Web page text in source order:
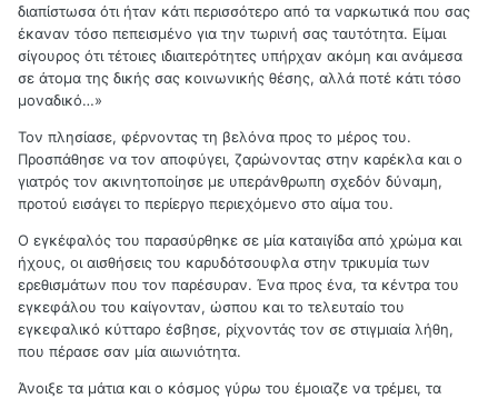
διαπίστωσα ότι ήταν κάτι περισσότερο από τα ναρκωτικά που σας
έκαναν τόσο πεπεισμένο για την τωρινή σας ταυτότητα. Είμαι
σίγουρος ότι τέτοιες ιδιαιτερότητες υπήρχαν ακόμη και ανάμεσα
σε άτομα της δικής σας κοινωνικής θέσης, αλλά ποτέ κάτι τόσο
μοναδικό…»
Τον πλησίασε, φέρνοντας τη βελόνα προς το μέρος του.
Προσπάθησε να τον αποφύγει, ζαρώνοντας στην καρέκλα και ο
γιατρός τον ακινητοποίησε με υπεράνθρωπη σχεδόν δύναμη,
προτού εισάγει το περίεργο περιεχόμενο στο αίμα του.
Ο εγκέφαλός του παρασύρθηκε σε μία καταιγίδα από χρώμα και
ήχους, οι αισθήσεις του καρυδότσουφλα στην τρικυμία των
ερεθισμάτων που τον παρέσυραν. Ένα προς ένα, τα κέντρα του
εγκεφάλου του καίγονταν, ώσπου και το τελευταίο του
εγκεφαλικό κύτταρο έσβησε, ρίχνοντάς τον σε στιγμιαία λήθη,
που πέρασε σαν μία αιωνιότητα.
Άνοιξε τα μάτια και ο κόσμος γύρω του έμοιαζε να τρέμει, τα